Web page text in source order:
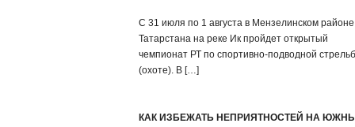
С 31 июля по 1 августа в Мензелинском районе
Татарстана на реке Ик пройдет открытый
чемпионат РТ по спортивно-подводной
(охоте). В […]
КАК ИЗБЕЖАТЬ НЕПРИЯТНОСТЕЙ НА